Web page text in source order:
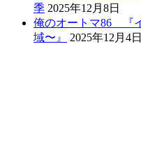
季 2025年12月8日
俺のオートマ86 『
域〜』
2025年12月4日